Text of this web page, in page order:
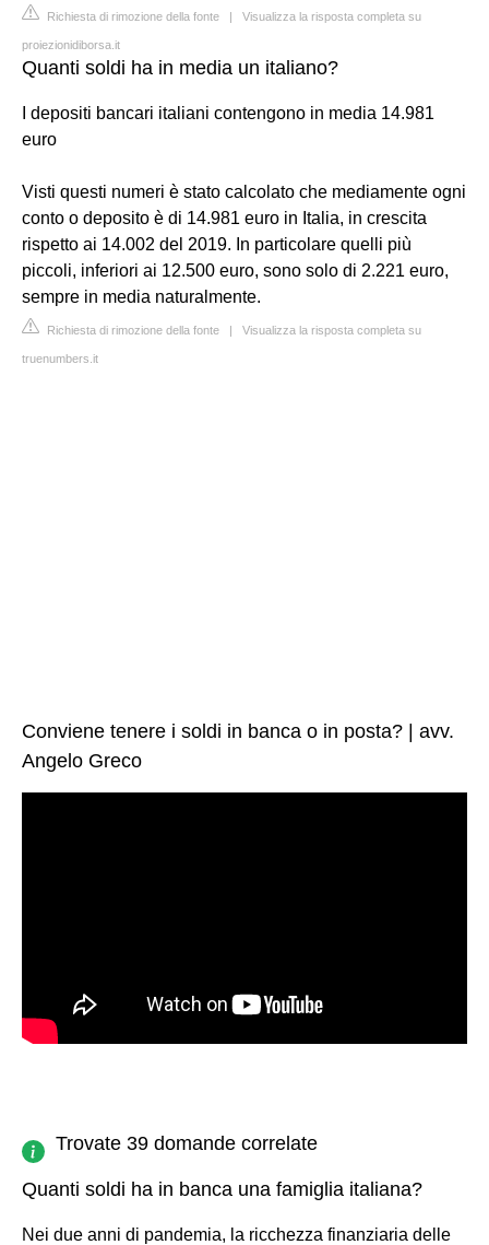
Richiesta di rimozione della fonte | Visualizza la risposta completa su
proiezionidiborsa.it
Quanti soldi ha in media un italiano?
I depositi bancari italiani contengono in media 14.981
euro
Visti questi numeri è stato calcolato che mediamente ogni
conto o deposito è di 14.981 euro in Italia, in crescita
rispetto ai 14.002 del 2019. In particolare quelli più
piccoli, inferiori ai 12.500 euro, sono solo di 2.221 euro,
sempre in media naturalmente.
Richiesta di rimozione della fonte | Visualizza la risposta completa su
truenumbers.it
Conviene tenere i soldi in banca o in posta? | avv.
Angelo Greco
Trovate 39 domande correlate
Quanti soldi ha in banca una famiglia italiana?
Nei due anni di pandemia, la ricchezza finanziaria delle